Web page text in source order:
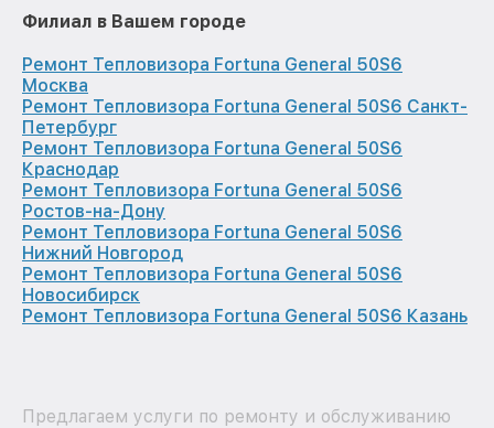
Филиал в Вашем городе
Ремонт Тепловизора Fortuna General 50S6
Москва
Ремонт Тепловизора Fortuna General 50S6 Санкт-
Петербург
Ремонт Тепловизора Fortuna General 50S6
Краснодар
Ремонт Тепловизора Fortuna General 50S6
Ростов-на-Дону
Ремонт Тепловизора Fortuna General 50S6
Нижний Новгород
Ремонт Тепловизора Fortuna General 50S6
Новосибирск
Ремонт Тепловизора Fortuna General 50S6 Казань
Предлагаем услуги по ремонту и обслуживанию